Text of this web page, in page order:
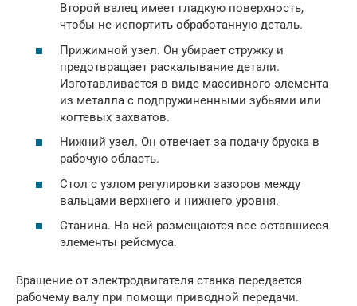
Второй валец имеет гладкую поверхность,
чтобы не испортить обработанную деталь.
Прижимной узел. Он убирает стружку и
предотвращает раскалывание детали.
Изготавливается в виде массивного элемента
из металла с подпружиненными зубьями или
когтевых захватов.
Нижний узел. Он отвечает за подачу бруска в
рабочую область.
Стол с узлом регулировки зазоров между
вальцами верхнего и нижнего уровня.
Станина. На ней размещаются все оставшиеся
элементы рейсмуса.
Вращение от электродвигателя станка передается
рабочему валу при помощи приводной передачи.